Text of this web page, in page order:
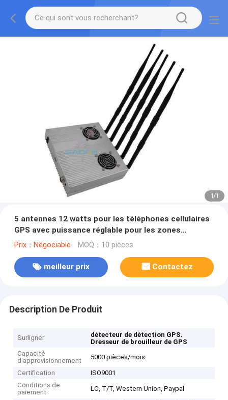
1/1
5 antennes 12 watts pour les téléphones cellulaires
GPS avec puissance réglable pour les zones
sécurisées
Prix：Négociable MOQ：10 pièces
meilleur prix Contactez
Description De Produit
Surligner détecteur de détection GPS,
Dresseur de brouilleur de GPS
Capacité
d'approvisionnement
5000 pièces/mois
Certification
ISO9001
Conditions de
paiement
LC, T/T, Western Union, Paypal